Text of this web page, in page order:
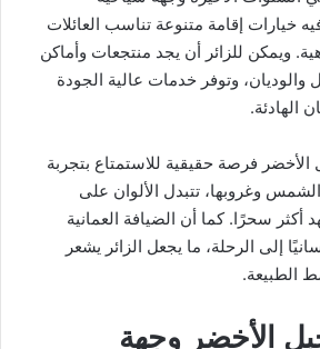
خيارات إقامة متنوعة تناسب العائلات
ويمكن للزائر أن يجد منتجعات وأماكن
والوديان، وتوفر خدمات عالية الجودة
الهادئة.
الأخضر فرصة حقيقية للاستمتاع بتجربة
وغروبها، تتبدل الألوان على
أكثر سحرًا. كما أن الضيافة العمانية
إلى الرحلة، ما يجعل الزائر يشعر
الطبيعة.
الأخضر وجهة